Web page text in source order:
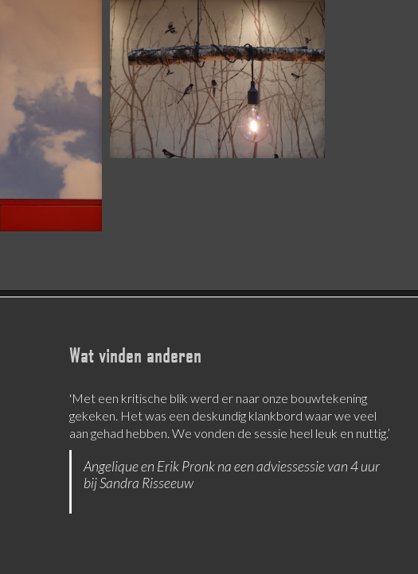
Wat vinden anderen
‘Sandra is een goede luisteraar, die nieuwe invalshoeken
aanbiedt’